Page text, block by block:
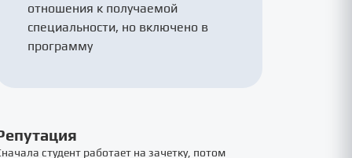
отношения к получаемой
специальности, но включено в
программу
студент работает на зачетку, потом